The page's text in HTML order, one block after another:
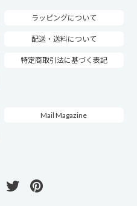
ラッピングについて
配送・送料について
特定商取引法に基づく表記
Mail Magazine